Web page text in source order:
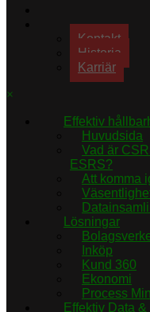
Om oss
Kontakt
Historia
Karriär
×
Effektiv
Huvudsida
Vad är
ESRS?
Att komma
Lösningar
Inköp
Kund 360
Ekonomi
Process
Effektiv Data &